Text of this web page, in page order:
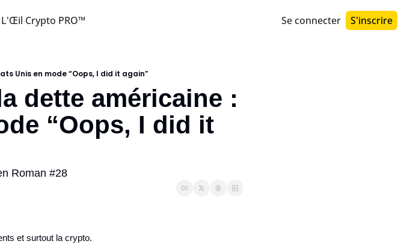
L'Œil Crypto PRO™ Se connecter S'inscrire
Unis en mode “Oops, I did it again”
dette américaine :
“Oops, I did it
Roman #28
et surtout la crypto.